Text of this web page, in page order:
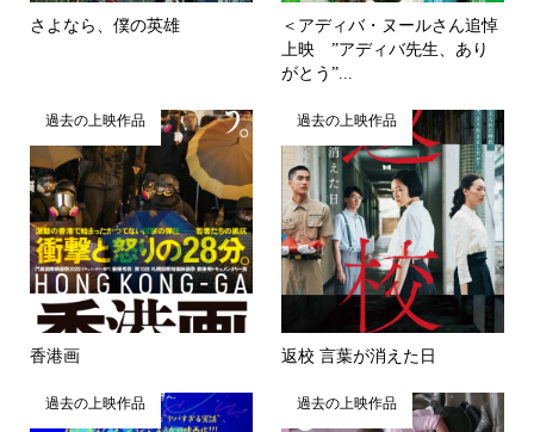
さよなら、僕の英雄
＜アディバ・ヌールさん追悼
上映 ”アディバ先生、あり
がとう”...
過去の上映作品
香港画
過去の上映作品
返校 言葉が消えた日
過去の上映作品 過去の上映作品